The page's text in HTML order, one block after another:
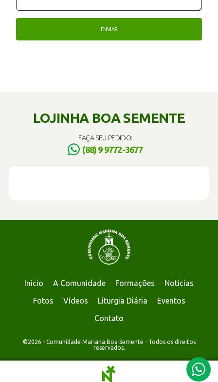
LOJINHA BOA SEMENTE
FAÇA SEU PEDIDO:
(88) 9 9772-3677
Início A Comunidade Formações
Notícias
Fotos
Vídeos Liturgia Diária
Eventos
Contato
©2026 - Comunidade Mariana Boa Semente - Todos os direitos
reservados.